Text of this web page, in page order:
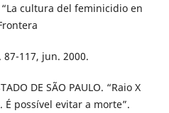
“La cultura del feminicidio en
117, jun. 2000.
DE SÃO PAULO. “Raio X
possível evitar a morte”.